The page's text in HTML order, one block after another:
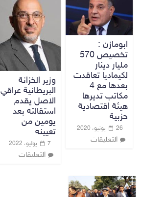
ابومازن :
تخصيص 570
مليار دينار
لكيماديا تعاقدت
بعدها مع 4
مكاتب تديرها
هيئة اقتصادية
حزبية
26 يونيو، 2020
التعليقات
وزير الخزانة
البريطانية عراقي
الاصل يقدم
استقالته بعد
يومين من
تعيينه
7 يوليو، 2022
التعليقات